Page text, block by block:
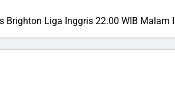
Brighton Liga Inggris 22.00 WIB